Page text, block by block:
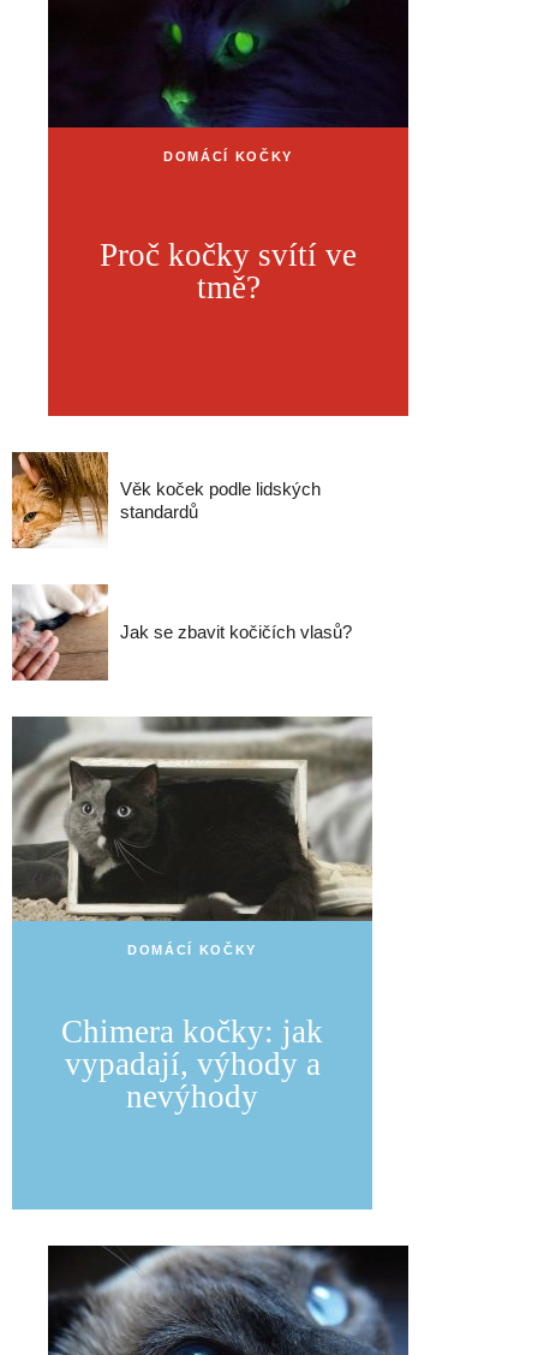
DOMÁCÍ KOČKY
Proč kočky svítí ve
tmě?
Věk koček podle lidských
standardů
Jak se zbavit kočičích vlasů?
DOMÁCÍ KOČKY
Chimera kočky: jak
vypadají, výhody a
nevýhody